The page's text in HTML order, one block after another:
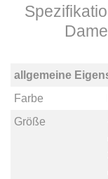
allgemeine
Farbe
Größe